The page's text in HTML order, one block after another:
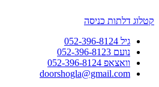
לתוכן
קטלוג דלתות כניסה
גיל 052-396-8124
נועם 052-396-8123
וואצאפ 052-396-8124
doorshogla@gmail.com